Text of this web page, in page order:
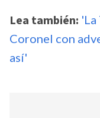
Lea también: 'La
Coronel con
así'